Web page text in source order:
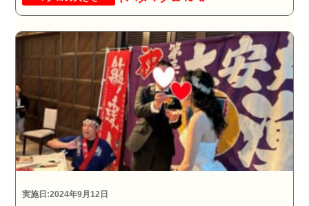
実施日:2024年9月12日